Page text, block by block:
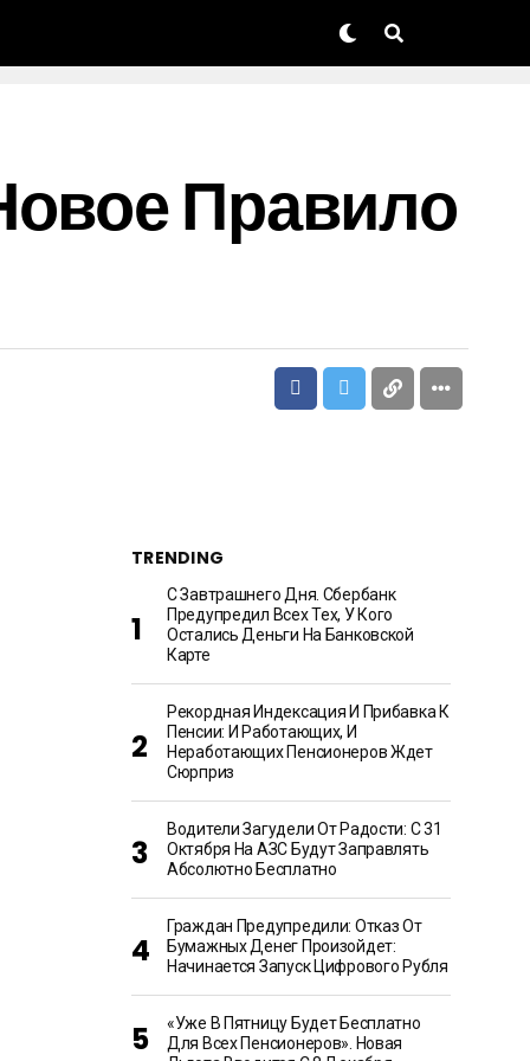
Правило
TRENDING
С Завтрашнего Дня. Сбербанк
Предупредил Всех Тех, У Кого
Остались Деньги На Банковской
Карте
Рекордная Индексация И Прибавка К
Пенсии: И Работающих, И
Неработающих Пенсионеров Ждет
Сюрприз
Водители Загудели От Радости: С 31
Октября На АЗС Будут Заправлять
Абсолютно Бесплатно
Граждан Предупредили: Отказ От
Бумажных Денег Произойдет:
Начинается Запуск Цифрового Рубля
«Уже В Пятницу Будет Бесплатно
Для Всех Пенсионеров». Новая